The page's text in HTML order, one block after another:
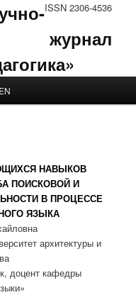
ISSN 2306-4536
журнал
EN
НАВЫКОВ
ПОИСКОВОЙ И
В ПРОЦЕССЕ
ЯЗЫКА
архитектуры и
доцент кафедры